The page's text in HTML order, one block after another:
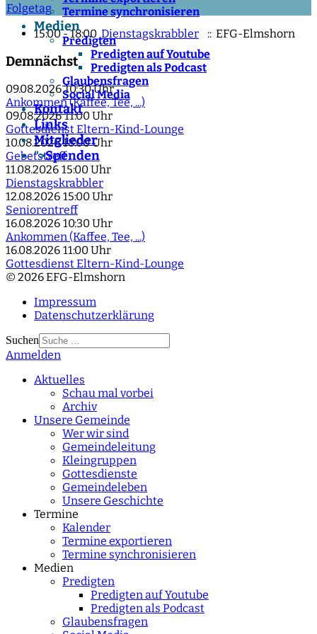
Termine synchronisieren
Medien
Predigten
Predigten auf Youtube
Predigten als Podcast
Glaubensfragen
Social Media
Kontakt
Links
Mitglieder
">Spenden
Folgetag
15:00 - 18:00Dienstagskrabbler :: EFG-Elmshorn
Demnächst
09.08.2026 10:30 Uhr
Ankommen (Kaffee, Tee, ...)
09.08.2026 11:00 Uhr
Gottesdienst Eltern-Kind-Lounge
10.08.2026 18:00 Uhr
Gebetstreff
11.08.2026 15:00 Uhr
Dienstagskrabbler
12.08.2026 15:00 Uhr
Seniorentreff
16.08.2026 10:30 Uhr
Ankommen (Kaffee, Tee, ...)
16.08.2026 11:00 Uhr
Gottesdienst Eltern-Kind-Lounge
© 2026 EFG-Elmshorn
Impressum
Datenschutzerklärung
Suchen
Type 2 or more
Anmelden
Aktuelles
Schau mal vorbei
Archiv
Unsere Gemeinde
Wer wir sind
Gemeindeleitung
Kleingruppen
Gottesdienste
Gemeindeleben
Unsere Geschichte
Termine
Kalender
Termine exportieren
Termine synchronisieren
Medien
Predigten
Predigten auf Youtube
Predigten als Podcast
Glaubensfragen